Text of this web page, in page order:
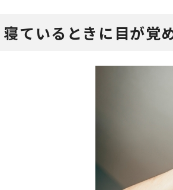
寝ているときに目が覚